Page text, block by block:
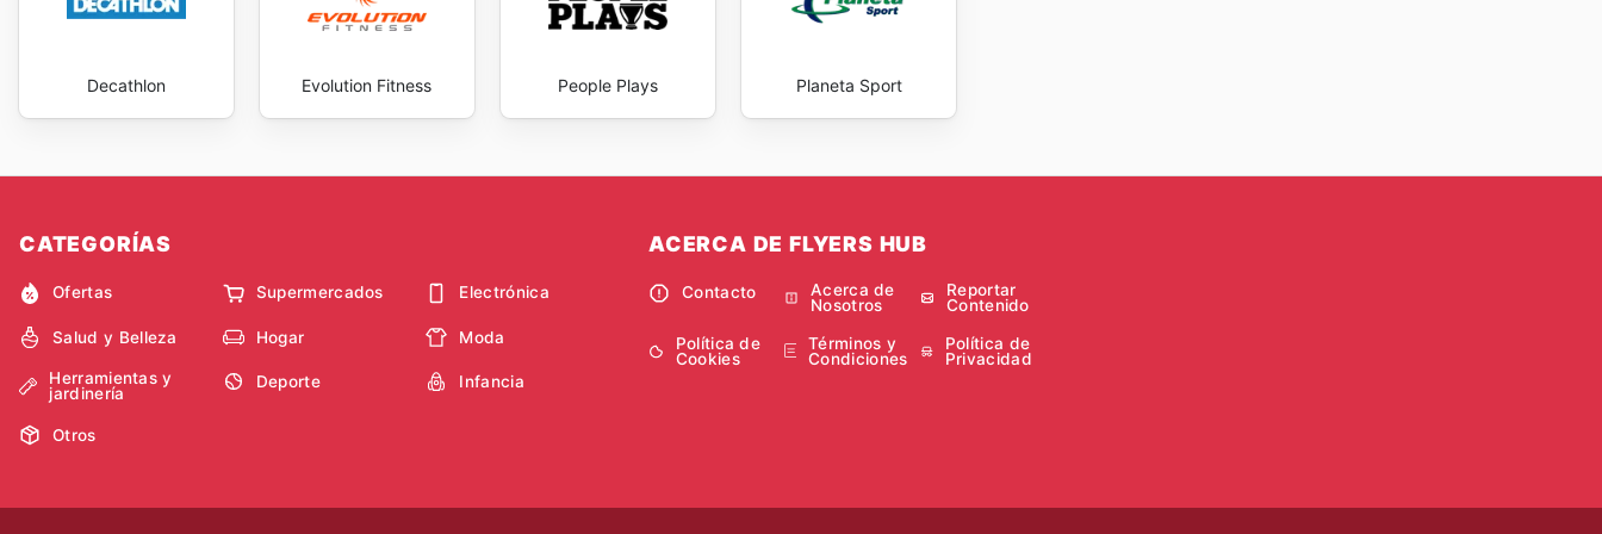
Decathlon Evolution Fitness People Plays Planeta Sport
CATEGORÍAS
Ofertas Supermercados Electrónica
Salud y Belleza Hogar Moda
Herramientas y
jardinería
Deporte Infancia
Otros
ACERCA DE FLYERS HUB
Contacto
Acerca de
Nosotros
Reportar
Contenido
Política de
Cookies
Términos y
Condiciones
Política de
Privacidad